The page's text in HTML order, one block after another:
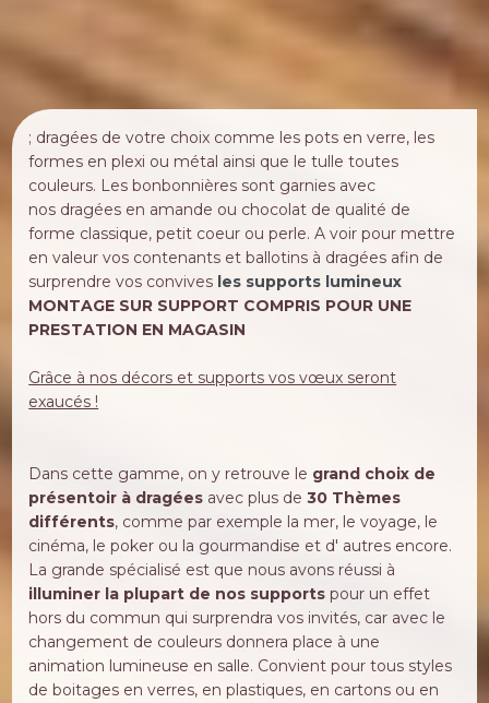
; dragées de votre choix comme les pots en verre, les
formes en plexi ou métal ainsi que le tulle toutes
couleurs. Les bonbonnières sont garnies avec
nos dragées en amande ou chocolat de qualité de
forme classique, petit coeur ou perle. A voir pour mettre
en valeur vos contenants et ballotins à dragées afin de
surprendre vos convives les supports lumineux
MONTAGE SUR SUPPORT COMPRIS POUR UNE
PRESTATION EN MAGASIN
Grâce à nos décors et supports vos vœux seront
exaucés !
Dans cette gamme, on y retrouve le grand choix de
présentoir à dragées avec plus de30 Thèmes
différents, comme par exemple la mer, le voyage, le
cinéma, le poker ou la gourmandise et d' autres encore.
La grande spécialisé est que nous avons réussi à
illuminer la plupart de nos supports pour un effet
hors du commun qui surprendra vos invités, car avec le
changement de couleurs donnera place à une
animation lumineuse en salle. Convient pour tous styles
de boitages en verres, en plastiques, en cartons ou en